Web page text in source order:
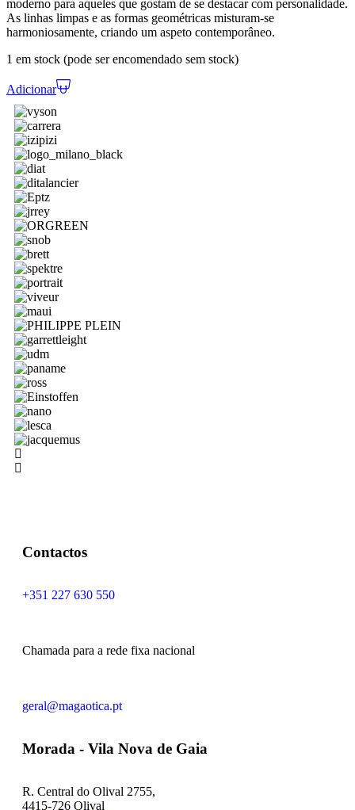
moderno para aqueles que gostam de se destacar com personalidade.
As linhas limpas e as formas geométricas misturam-se
harmoniosamente, criando um aspeto contemporâneo.
1 em stock (pode ser encomendado sem stock)
Adicionar
Contactos
+351 227 630 550
Chamada para a rede fixa nacional
geral@magaotica.pt
Morada - Vila Nova de Gaia
R. Central do Olival 2755,
4415-726 Olival